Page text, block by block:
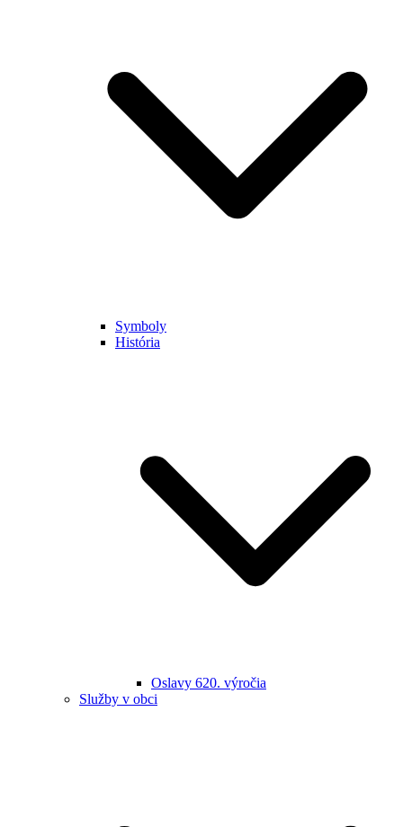
Symboly
História
Oslavy 620. výročia
Služby v obci